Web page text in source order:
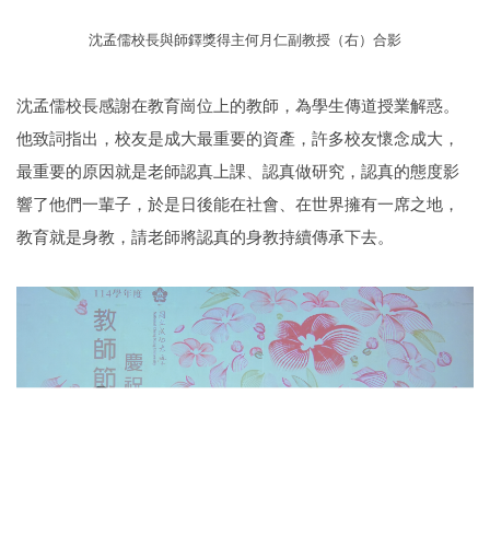
沈孟儒校長與師鐸獎得主何月仁副教授（右）合影
沈孟儒校長感謝在教育崗位上的教師，為學生傳道授業解惑。
他致詞指出，校友是成大最重要的資產，許多校友懷念成大，
最重要的原因就是老師認真上課、認真做研究，認真的態度影
響了他們一輩子，於是日後能在社會、在世界擁有一席之地，
教育就是身教，請老師將認真的身教持續傳承下去。